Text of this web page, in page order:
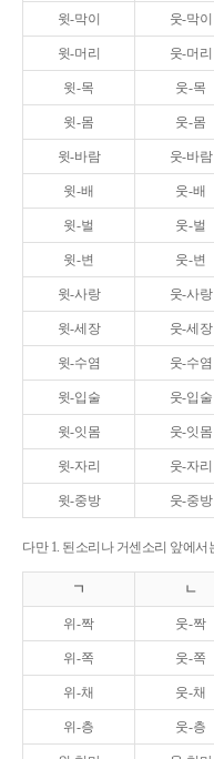
윗-막이 웃-막이
윗-머리 웃-머리
윗-목 웃-목
윗-몸 웃-몸
윗-바람 웃-바람
윗-배 웃-배
윗-벌 웃-벌
윗-변 웃-변
윗-사랑 웃-사랑
윗-세장 웃-세장
윗-수염 웃-수염
윗-입술 웃-입술
윗-잇몸 웃-잇몸
윗-자리 웃-자리
윗-중방 웃-중방
다만 1. 된소리나 거센소리 앞에서
ㄱ ㄴ
위-짝 웃-짝
위-쪽 웃-쪽
위-채 웃-채
위-층 웃-층